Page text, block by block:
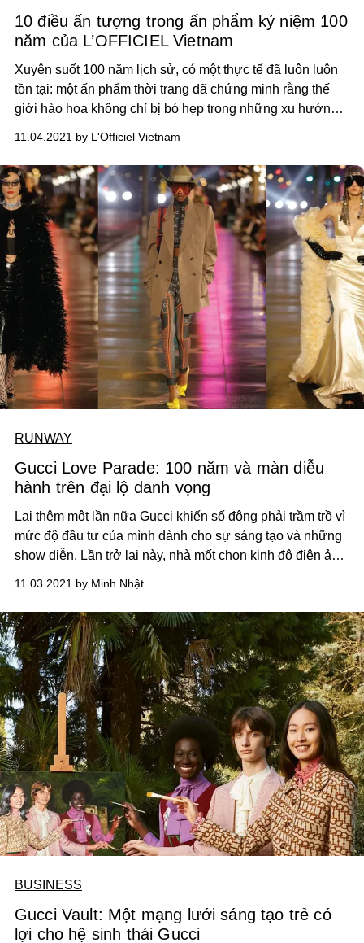
10 điều ấn tượng trong ấn phẩm kỷ niệm 100
năm của L’OFFICIEL Vietnam
Xuyên suốt 100 năm lịch sử, có một thực tế đã luôn luôn
tồn tại: một ấn phẩm thời trang đã chứng minh rằng thế
giới hào hoa không chỉ bị bó hẹp trong những xu hướng
11.04.2021 by L'Officiel Vietnam
RUNWAY
Gucci Love Parade: 100 năm và màn diễu
hành trên đại lộ danh vọng
Lại thêm một lần nữa Gucci khiến số đông phải trầm trồ vì
mức độ đầu tư của mình dành cho sự sáng tạo và những
show diễn. Lần trở lại này, nhà mốt chọn kinh đô điện ảnh
11.03.2021 by Minh Nhật
BUSINESS
Gucci Vault: Một mạng lưới sáng tạo trẻ có
lợi cho hệ sinh thái Gucci